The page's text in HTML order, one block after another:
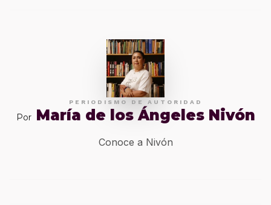
PERIODISMO DE AUTORIDAD
Por María de los Ángeles Nivón
Conoce a Nivón